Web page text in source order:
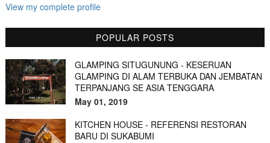
View my complete profile
POPULAR POSTS
GLAMPING SITUGUNUNG - KESERUAN
GLAMPING DI ALAM TERBUKA DAN JEMBATAN
TERPANJANG SE ASIA TENGGARA
May 01, 2019
KITCHEN HOUSE - REFERENSI RESTORAN
BARU DI SUKABUMI